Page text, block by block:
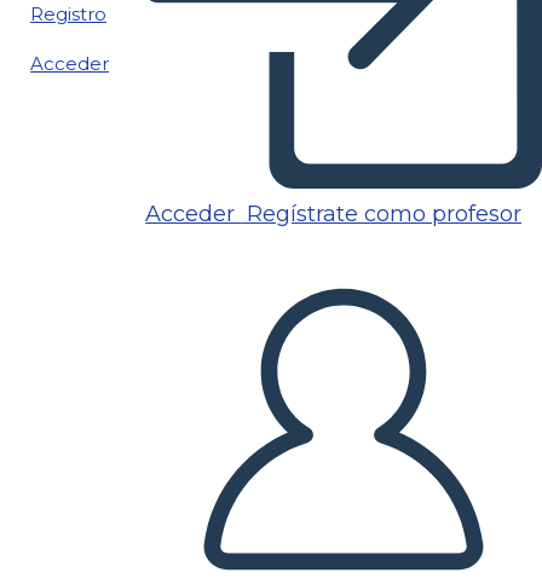
Registro
Acceder
Acceder Regístrate como profesor